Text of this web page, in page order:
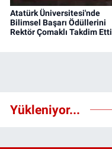
Atatürk Üniversitesi'nde
Bilimsel Başarı Ödüllerini
Rektör Çomaklı Takdim Etti
Yükleniyor...